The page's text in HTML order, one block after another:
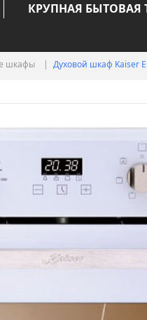
КРУПНАЯ БЫТОВАЯ
шкафы | Духовой шкаф Kaiser